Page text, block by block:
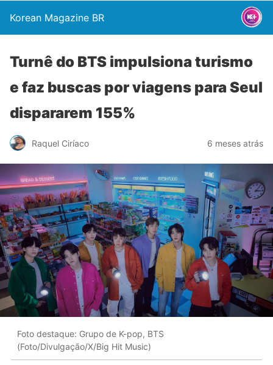
Korean Magazine BR
Turnê do BTS impulsiona turismo
e faz buscas por viagens para Seul
dispararem 155%
Raquel Ciríaco 6 meses atrás
Foto destaque: Grupo de K-pop, BTS
(Foto/Divulgação/X/Big Hit Music)